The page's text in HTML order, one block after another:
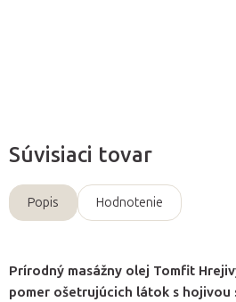
Súvisiaci tovar
Popis Hodnotenie
Prírodný masážny olej Tomfit
pomer ošetrujúcich látok s hojivou